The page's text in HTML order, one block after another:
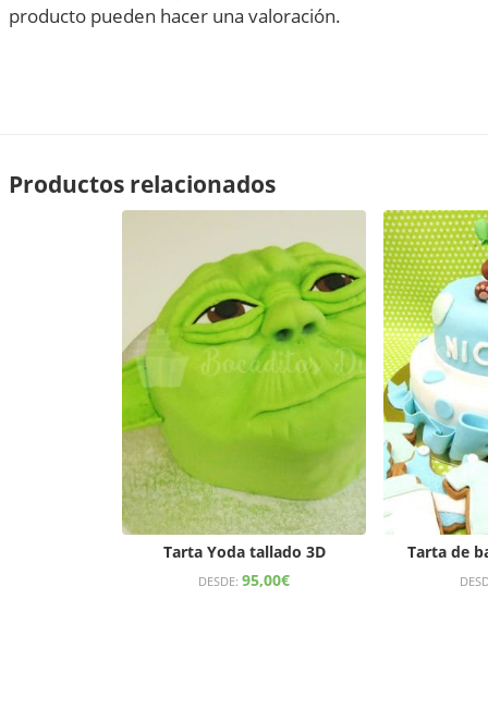
producto pueden hacer una valoración.
Productos relacionados
Tarta Yoda tallado 3D
DESDE: 95,00€
Tarta de